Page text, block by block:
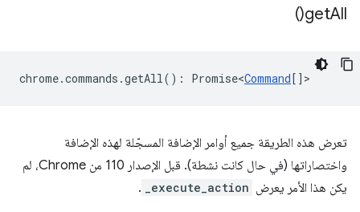
getAll(
)
chrome.commands .getAll() : Promise<Command[] >
تعرض هذه الطريقة جميع أوامر الإضافة المسجّلة لهذه الإضافة
واختصاراتها (في حال كانت نشطة). قبل الإصدار 110 من Chrome، لم
يكن هذا الأمر يعرض _execute_action
.